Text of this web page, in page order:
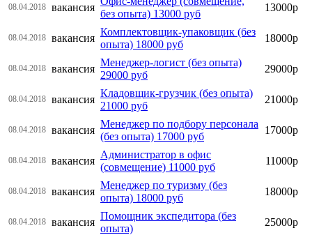
08.04.2018 вакансия
без опыта) 13000 руб
13000р
08.04.2018 вакансия
Комплектовщик-упаковщик (без
опыта) 18000 руб
18000р
08.04.2018 вакансия
Менеджер-логист (без опыта)
29000 руб
29000р
08.04.2018 вакансия
Кладовщик-грузчик (без опыта)
21000 руб
21000р
08.04.2018 вакансия
Менеджер по подбору персонала
(без опыта) 17000 руб
17000р
08.04.2018 вакансия
Администратор в офис
(совмещение) 11000 руб
11000р
08.04.2018 вакансия
Менеджер по туризму (без
опыта) 18000 руб
18000р
08.04.2018 вакансия
Помощник экспедитора (без
опыта)
25000р